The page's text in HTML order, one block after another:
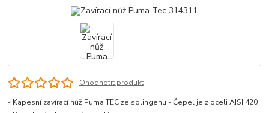
Ohodnotit produkt
- Kapesní zavírací nůž Puma TEC ze solingenu - Čepel je z oceli AISI 420